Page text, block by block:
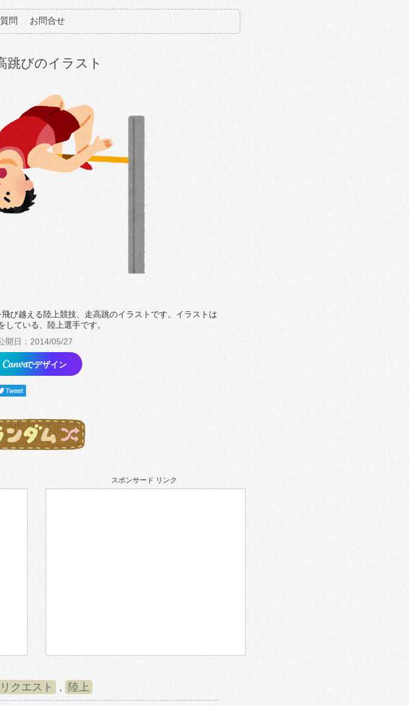
問 お問合せ
跳びのイラスト
び越える陸上競技、走高跳のイラストです。イラストは
している、陸上選手です。
開日：2014/05/27
でデザイン
スポンサード リンク
リクエスト , 陸上